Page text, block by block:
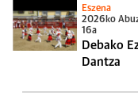
Eszena
2026ko
16a
Debako
Dantza